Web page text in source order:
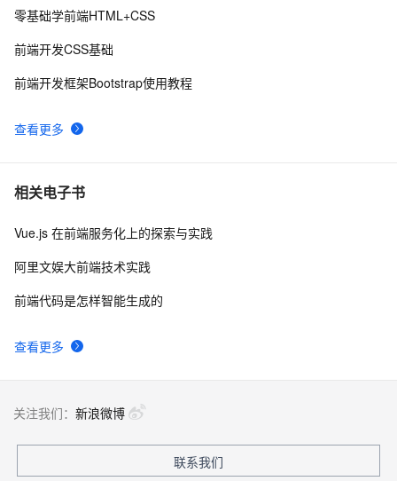
10探索现代前端工程化工具与流程：提升开发效率和项目质
查看更多
零基础学前端HTML+CSS
前端开发CSS基础
前端开发框架Bootstrap使用教程
相关电子书
查看更多
Vue.js 在前端服务化上的探索与实践
阿里文娱大前端技术实践
前端代码是怎样智能生成的
关注我们： 新浪微博
联系我们